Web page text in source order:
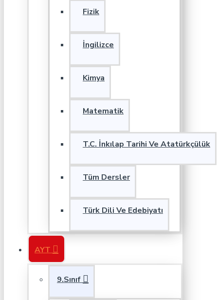
Fizik
İngilizce
Kimya
Matematik
T.C. İnkılap Tarihi Ve Atatürkçülük
Tüm Dersler
Türk Dili Ve Edebiyatı
AYT
9.Sınıf